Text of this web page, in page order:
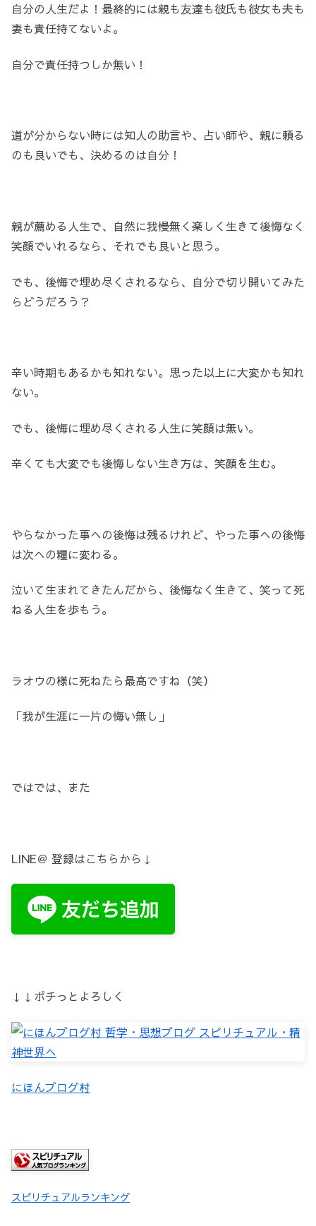
自分の人生だよ！最終的には親も友達も彼氏も彼女も夫も
妻も責任持てないよ。
自分で責任持つしか無い！
道が分からない時には知人の助言や、占い師や、親に頼る
のも良いでも、決めるのは自分！
親が薦める人生で、自然に我慢無く楽しく生きて後悔なく
笑顔でいれるなら、それでも良いと思う。
でも、後悔で埋め尽くされるなら、自分で切り開いてみた
らどうだろう？
辛い時期もあるかも知れない。思った以上に大変かも知れ
ない。
でも、後悔に埋め尽くされる人生に笑顔は無い。
辛くても大変でも後悔しない生き方は、笑顔を生む。
やらなかった事への後悔は残るけれど、やった事への後悔
は次への糧に変わる。
泣いて生まれてきたんだから、後悔なく生きて、笑って死
ねる人生を歩もう。
ラオウの様に死ねたら最高ですね（笑）
「我が生涯に一片の悔い無し」
ではでは、また
LINE＠ 登録はこちらから↓
↓↓ポチっとよろしく
にほんブログ村
スピリチュアルランキング